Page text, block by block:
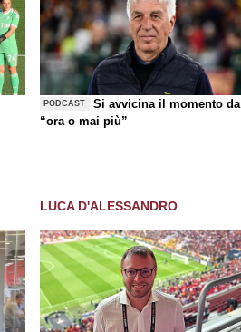
PODCAST
Si avvicina il momento da
“ora o mai più”
LUCA D'ALESSANDRO